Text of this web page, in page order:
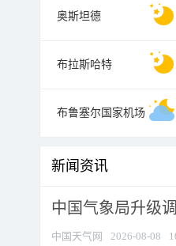
奥斯坦德
布拉斯哈特
布鲁塞尔国家机场
新闻资讯
中国气象局升级
中国天气网 2026-08-08